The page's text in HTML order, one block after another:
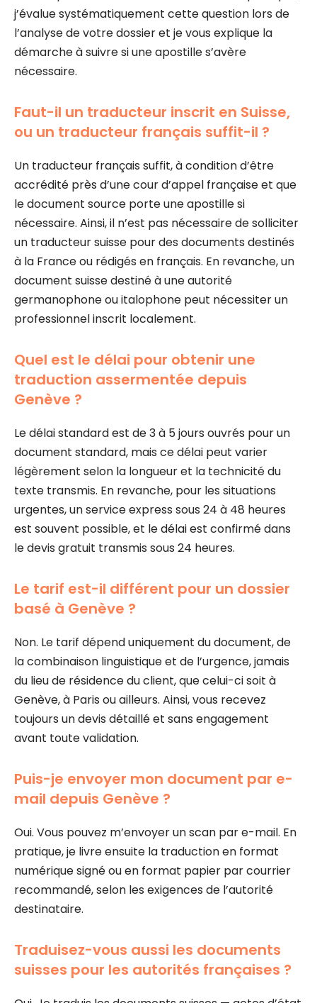
j’évalue systématiquement cette question lors de
l’analyse de votre dossier et je vous explique la
démarche à suivre si une apostille s’avère
nécessaire.
Faut-il un traducteur inscrit en Suisse,
ou un traducteur français suffit-il ?
Un traducteur français suffit, à condition d’être
accrédité près d’une cour d’appel française et que
le document source porte une apostille si
nécessaire. Ainsi, il n’est pas nécessaire de solliciter
un traducteur suisse pour des documents destinés
à la France ou rédigés en français. En revanche, un
document suisse destiné à une autorité
germanophone ou italophone peut nécessiter un
professionnel inscrit localement.
Quel est le délai pour obtenir une
traduction assermentée depuis
Genève ?
Le délai standard est de 3 à 5 jours ouvrés pour un
document standard, mais ce délai peut varier
légèrement selon la longueur et la technicité du
texte transmis. En revanche, pour les situations
urgentes, un service express sous 24 à 48 heures
est souvent possible, et le délai est confirmé dans
le devis gratuit transmis sous 24 heures.
Le tarif est-il différent pour un dossier
basé à Genève ?
Non. Le tarif dépend uniquement du document, de
la combinaison linguistique et de l’urgence, jamais
du lieu de résidence du client, que celui-ci soit à
Genève, à Paris ou ailleurs. Ainsi, vous recevez
toujours un devis détaillé et sans engagement
avant toute validation.
Puis-je envoyer mon document par e-
mail depuis Genève ?
Oui. Vous pouvez m’envoyer un scan par e-mail. En
pratique, je livre ensuite la traduction en format
numérique signé ou en format papier par courrier
recommandé, selon les exigences de l’autorité
destinataire.
Traduisez-vous aussi les documents
suisses pour les autorités françaises ?